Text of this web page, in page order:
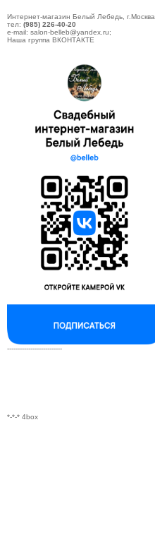
Интернет-магазин Белый Лебедь, г.Москва
тел: (985) 226-40-20
e-mail: salon-belleb@yandex.ru;
Наша группа ВКОНТАКТЕ
--------------------------
*-*-* 4box